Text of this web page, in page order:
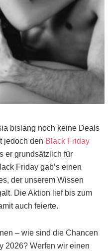
bislang noch keine Deals
jedoch den Black Friday
er grundsätzlich für
Friday gab’s einen
der unserem Wissen
Die Aktion lief bis zum
auch feierte.
– wie sind die Chancen
2026? Werfen wir einen